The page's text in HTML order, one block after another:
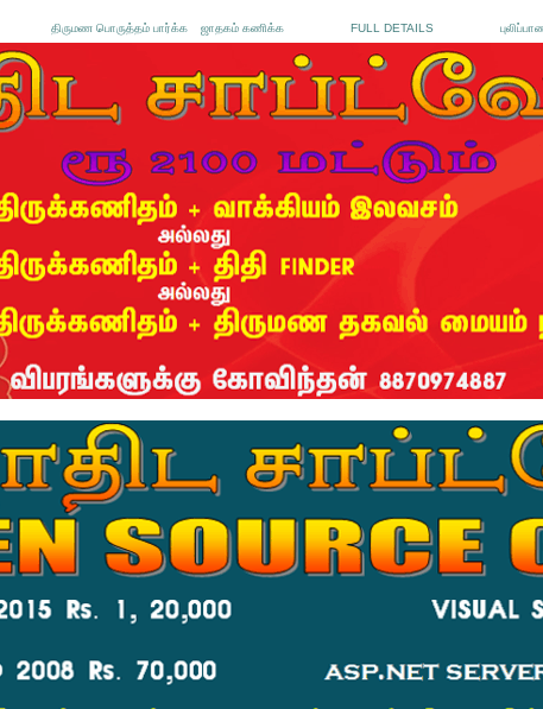
திருமண பொருத்தம் பார்க்க ஜாதகம் கணிக்க FULL DETAILS